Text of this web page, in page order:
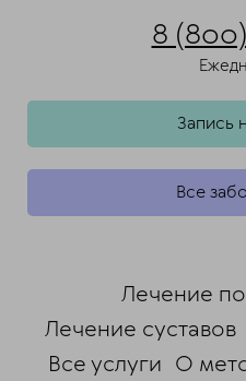
8
Запись
Все
Лечение
Лечение суставов
Все услуги О